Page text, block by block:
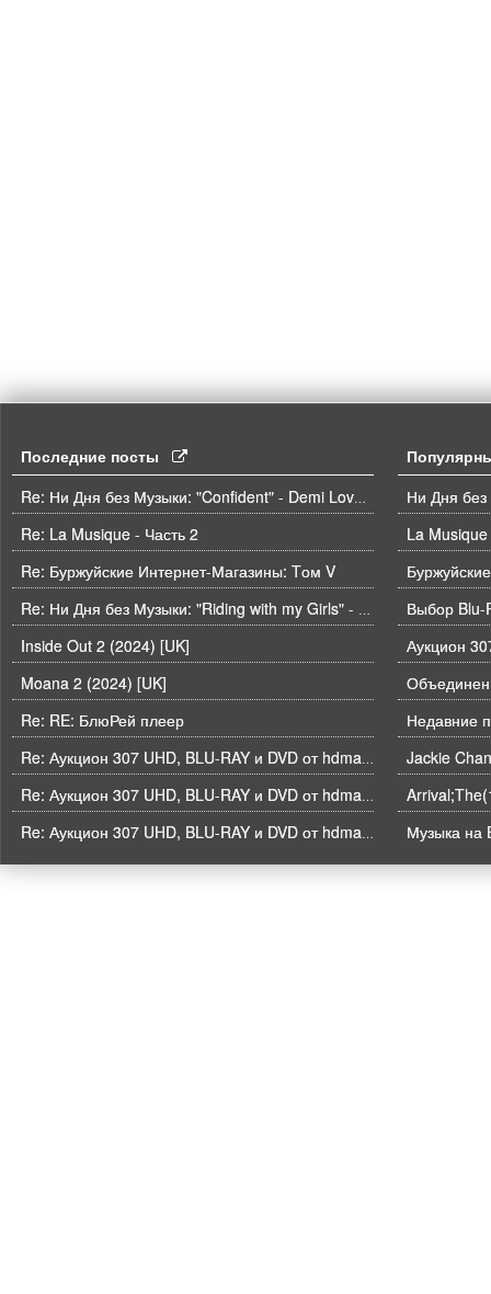
Последние посты
Re: La Musique - Часть 2
Re: Буржуйские Интернет-Магазины: Tом V
Inside Out 2 (2024) [UK]
Moana 2 (2024) [UK]
Re: RE: БлюРей плеер
Ни Дня
La
Выбор Blu-
Недавние
Музыка на